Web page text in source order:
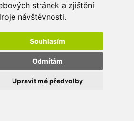
stránek a zjištění
návštěvnosti.
Souhlasím
Odmítám
Upravit mé předvolby